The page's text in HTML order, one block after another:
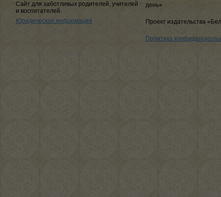
Сайт для заботливых родителей, учителей
и воспитателей.
Юридическая информация
день»
Проект издательства
Политика